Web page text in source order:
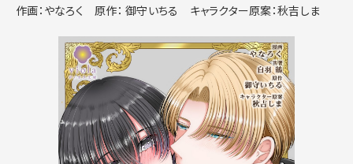
作画：やなろく 原作： 御守いちる キャラクター原案：秋吉しま